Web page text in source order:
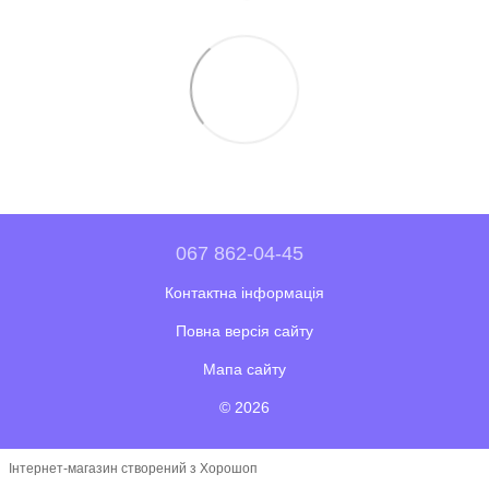
067 862-04-45
Контактна інформація
Повна версія сайту
Мапа сайту
© 2026
Інтернет-магазин створений з Хорошоп